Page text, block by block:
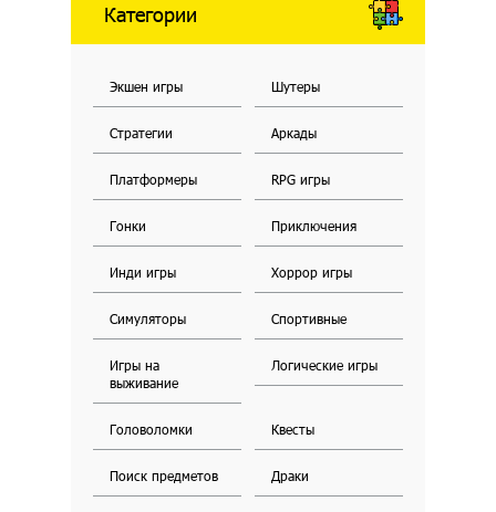
Категории
Экшен игры Шутеры
Стратегии Аркады
Платформеры RPG игры
Гонки Приключения
Инди игры Хоррор игры
Симуляторы Спортивные
Игры на
выживание
Логические игры
Головоломки Квесты
Поиск предметов Драки